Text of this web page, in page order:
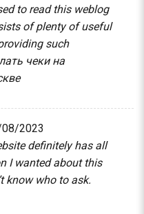
to read this weblog
of plenty of useful
such
чеки на
2023
definitely has all
I wanted about this
know who to ask.